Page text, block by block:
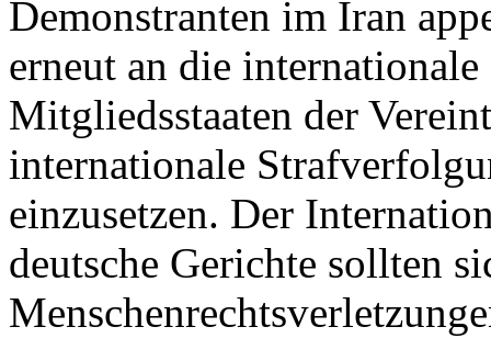
Demonstranten im Iran
erneut an die
Mitgliedsstaaten der
internationale
einzusetzen. Der
deutsche Gerichte sollten